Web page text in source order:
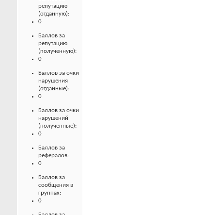
репутацию
(отданную):
0
Баллов за
репутацию
(полученную):
0
Баллов за очки
нарушения
(отданные):
0
Баллов за очки
нарушений
(полученные):
0
Баллов за
рефералов:
0
Баллов за
сообщения в
группах:
0